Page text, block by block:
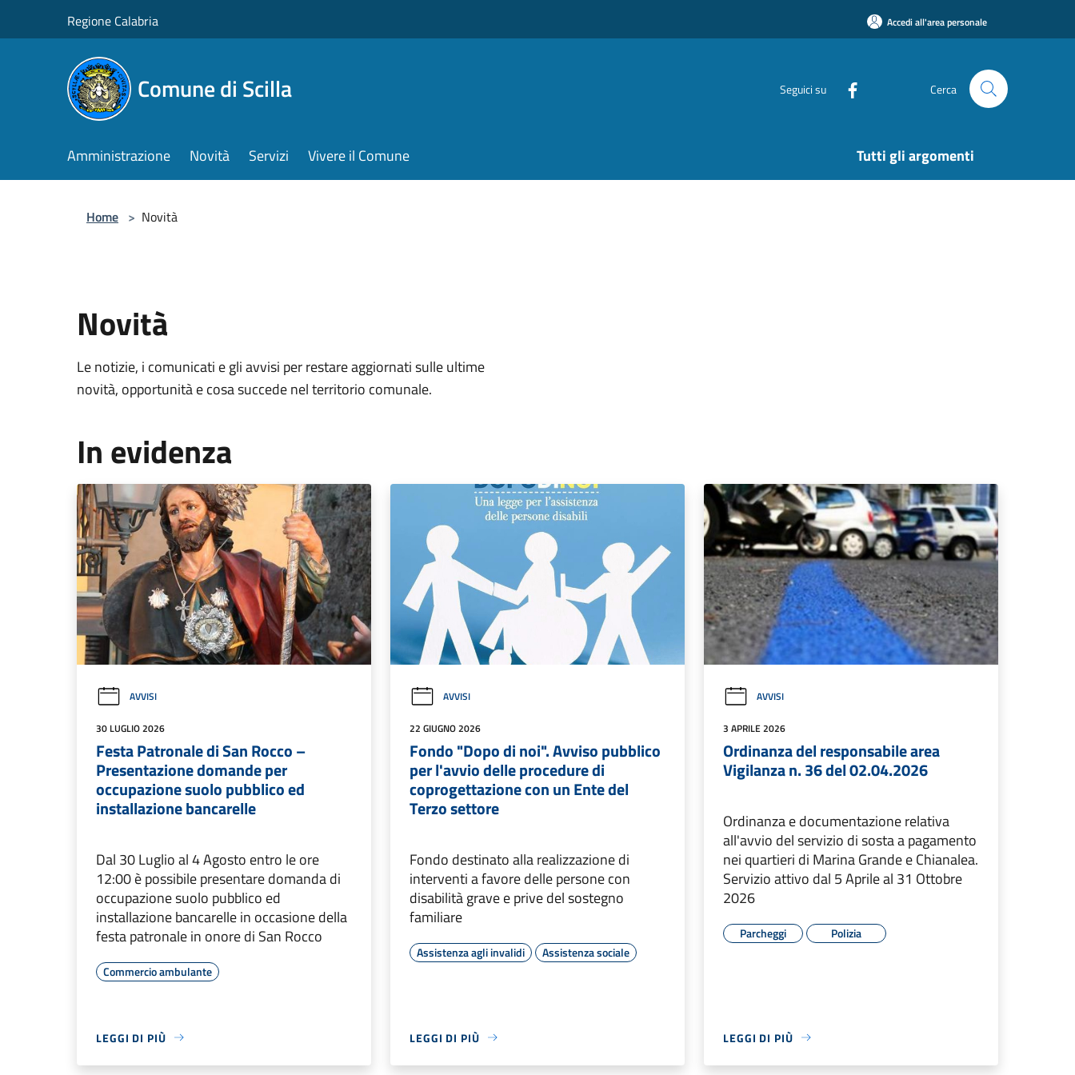
Regione Calabria Accedi all'area personale
Comune di Scilla Seguici su Cerca
Amministrazione Novità Servizi Vivere il Comune Tutti gli argomenti
Home > Novità
Novità
Le notizie, i comunicati e gli avvisi per restare aggiornati sulle ultime
novità, opportunità e cosa succede nel territorio comunale.
In evidenza
AVVISI
30 LUGLIO 2026
Festa Patronale di San Rocco –
Presentazione domande per
occupazione suolo pubblico ed
installazione bancarelle
Dal 30 Luglio al 4 Agosto entro le ore
12:00 è possibile presentare domanda di
occupazione suolo pubblico ed
installazione bancarelle in occasione della
festa patronale in onore di San Rocco
Commercio ambulante
LEGGI DI PIÙ
AVVISI
22 GIUGNO 2026
Fondo "Dopo di noi". Avviso pubblico
per l'avvio delle procedure di
coprogettazione con un Ente del
Terzo settore
Fondo destinato alla realizzazione di
interventi a favore delle persone con
disabilità grave e prive del sostegno
familiare
Assistenza agli invalidi Assistenza sociale
LEGGI DI PIÙ
AVVISI
3 APRILE 2026
Ordinanza del responsabile area
Vigilanza n. 36 del 02.04.2026
Ordinanza e documentazione relativa
all'avvio del servizio di sosta a pagamento
nei quartieri di Marina Grande e Chianalea.
Servizio attivo dal 5 Aprile al 31 Ottobre
2026
Parcheggi Polizia
LEGGI DI PIÙ